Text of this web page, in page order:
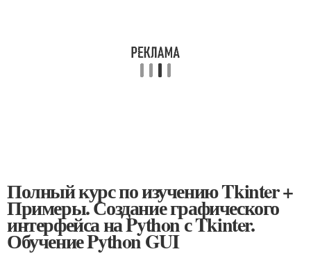
Полный курс по изучению Tkinter +
Примеры. Создание графического
интерфейса на Python с Tkinter.
Обучение Python GUI